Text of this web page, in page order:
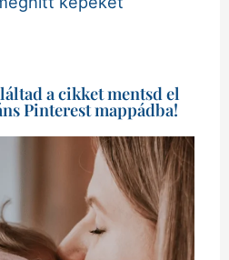
a cikket mentsd el
Pinterest mappádba!